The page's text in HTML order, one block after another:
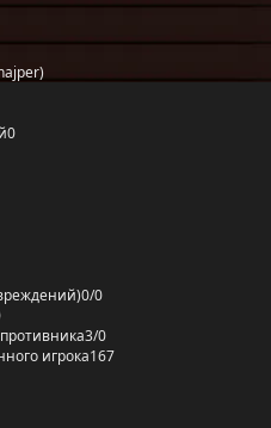
0
0/0
3/0
игрока167